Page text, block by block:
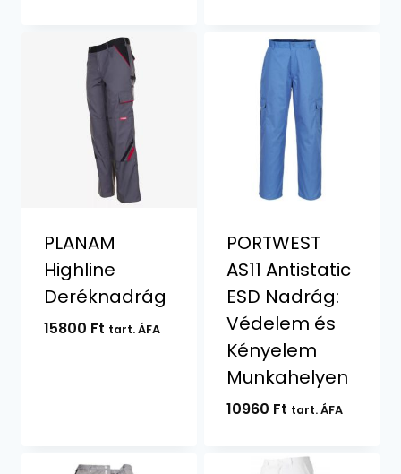
PLANAM
Highline
Deréknadrág
15800 Ft tart. ÁFA
PORTWEST
AS11 Antistatic
ESD Nadrág:
Védelem és
Kényelem
Munkahelyen
10960 Ft tart. ÁFA